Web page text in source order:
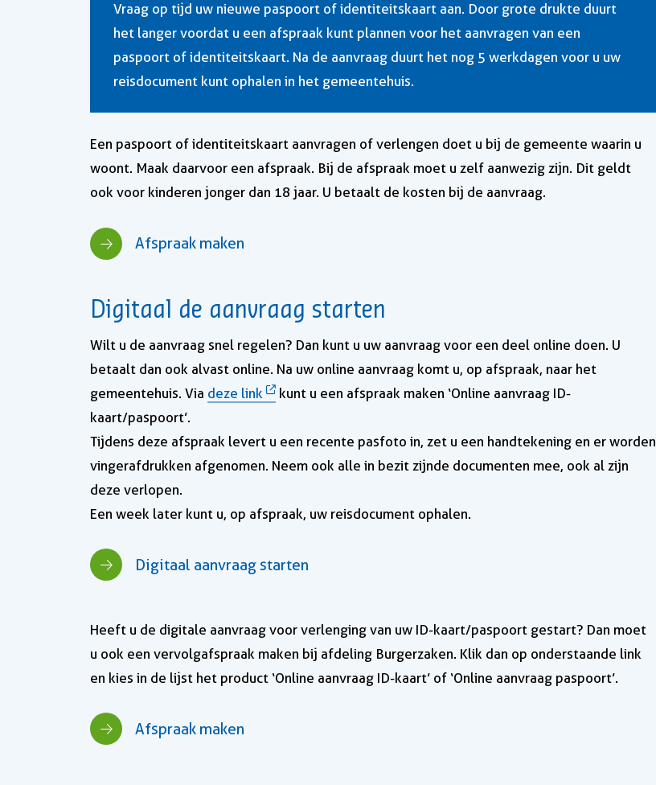
Vraag op tijd uw nieuwe paspoort of identiteitskaart aan. Door grote drukte duurt
het langer voordat u een afspraak kunt plannen voor het aanvragen van een
paspoort of identiteitskaart. Na de aanvraag duurt het nog 5 werkdagen voor u uw
reisdocument kunt ophalen in het gemeentehuis.
Een paspoort of identiteitskaart aanvragen of verlengen doet u bij de gemeente waarin u
woont. Maak daarvoor een afspraak. Bij de afspraak moet u zelf aanwezig zijn. Dit geldt
ook voor kinderen jonger dan 18 jaar. U betaalt de kosten bij de aanvraag.
Afspraak maken
Digitaal de aanvraag starten
Wilt u de aanvraag snel regelen? Dan kunt u uw aanvraag voor een deel online doen. U
betaalt dan ook alvast online. Na uw online aanvraag komt u, op afspraak, naar het
gemeentehuis. Via deze link
kunt u een afspraak maken ‘Online aanvraag ID-
kaart/paspoort’.
Tijdens deze afspraak levert u een recente pasfoto in, zet u een handtekening en er worden
vingerafdrukken afgenomen. Neem ook alle in bezit zijnde documenten mee, ook al zijn
deze verlopen.
Een week later kunt u, op afspraak, uw reisdocument ophalen.
Digitaal aanvraag starten
Heeft u de digitale aanvraag voor verlenging van uw ID-kaart/paspoort gestart? Dan moet
u ook een vervolgafspraak maken bij afdeling Burgerzaken. Klik dan op onderstaande link
en kies in de lijst het product ‘Online aanvraag ID-kaart’ of ‘Online aanvraag paspoort’.
Afspraak maken